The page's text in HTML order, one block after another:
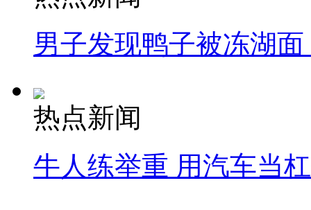
男子发现鸭子被冻湖
热点新闻
牛人练举重 用汽车当